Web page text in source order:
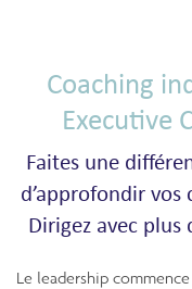
Coaching
Executive
Faites une
d’approfondir vos
Dirigez avec plus
Le leadership